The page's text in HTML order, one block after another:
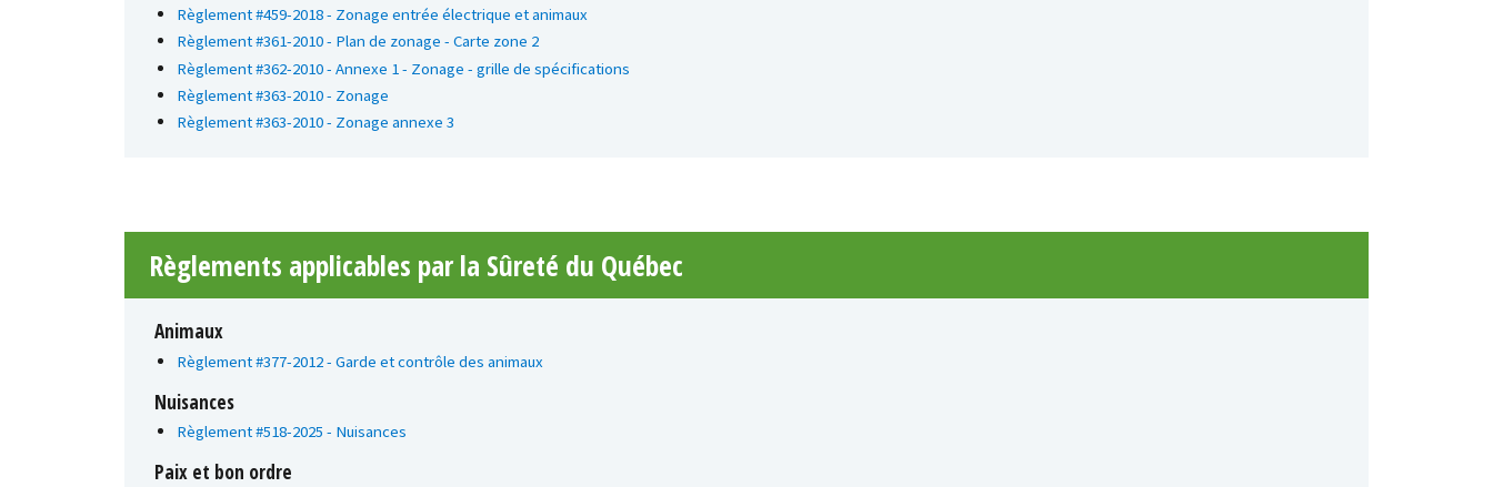
Règlement #459-2018 - Zonage entrée électrique et animaux
Règlement #361-2010 - Plan de zonage - Carte zone 2
Règlement #362-2010 - Annexe 1 - Zonage - grille de spécifications
Règlement #363-2010 - Zonage
Règlement #363-2010 - Zonage annexe 3
Règlements applicables par la Sûreté du Québec
Animaux
Règlement #377-2012 - Garde et contrôle des animaux
Nuisances
Règlement #518-2025 - Nuisances
Paix et bon ordre